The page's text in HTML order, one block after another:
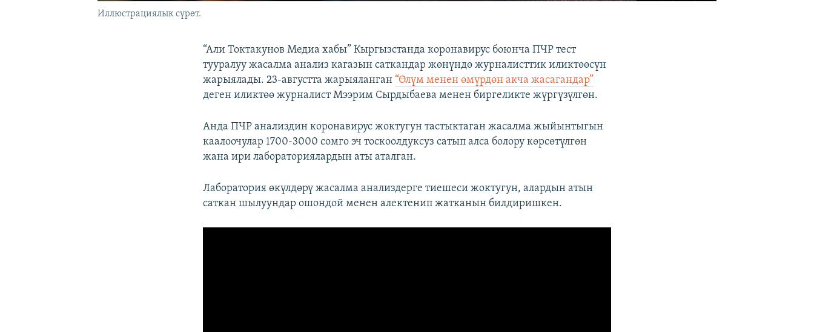
Иллюстрациялык сүрөт.
“Али Токтакунов Медиа хабы” Кыргызстанда коронавирус боюнча ПЧР тест
тууралуу жасалма анализ кагазын cаткандар жөнүндө журналисттик иликтөөсүн
жарыялады. 23-августта жарыяланган “Өлүм менен өмүрдөн акча жасагандар”
деген иликтөө журналист Мээрим Сырдыбаева менен биргеликте жүргүзүлгөн.
Анда ПЧР анализдин коронавирус жоктугун тастыктаган жасалма жыйынтыгын
каалоочулар 1700-3000 сомго эч тоскоолдуксуз сатып алса болору көрсөтүлгөн
жана ири лабораториялардын аты аталган.
Лаборатория өкүлдөрү жасалма анализдерге тиешеси жоктугун, алардын атын
саткан шылуундар ошондой менен алектенип жатканын билдиришкен.